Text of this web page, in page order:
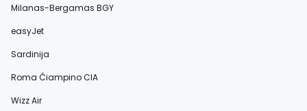
Milanas-Bergamas BGY
easyJet
Sardinija
Roma Čiampino CIA
Wizz Air